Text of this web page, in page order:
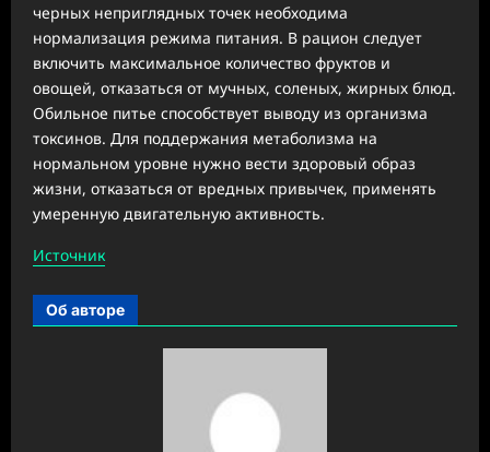
черных неприглядных точек необходима
нормализация режима питания. В рацион следует
включить максимальное количество фруктов и
овощей, отказаться от мучных, соленых, жирных блюд.
Обильное питье способствует выводу из организма
токсинов. Для поддержания метаболизма на
нормальном уровне нужно вести здоровый образ
жизни, отказаться от вредных привычек, применять
умеренную двигательную активность.
Источник
Об авторе